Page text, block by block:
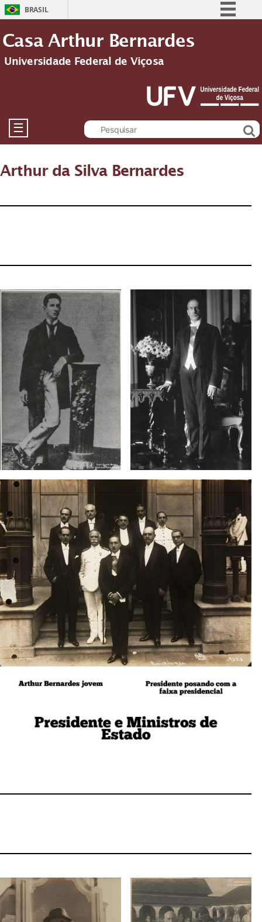
BRASIL
Comunica BR
Acesso à informação
Legislação
Canais
Casa Arthur Bernardes
Universidade Federal de Viçosa
☰
Arthur da Silva Bernardes